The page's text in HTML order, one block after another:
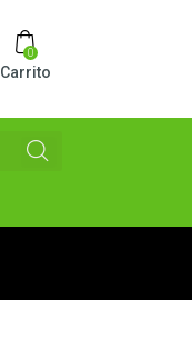
Carrito
0